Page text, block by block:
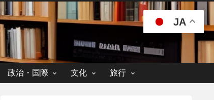
政治・国際 文化 旅行
JA